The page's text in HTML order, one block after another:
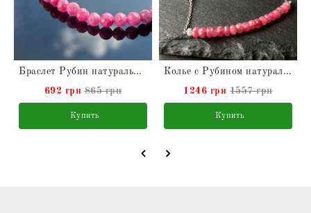
Браслет Рубин натуральный
692 грн 865 грн
Купить
Колье с Рубином натуральным из серебра
1246 грн 1557 грн
Купить